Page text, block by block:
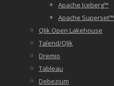
Apache Iceberg™
Apache Superset™
Qlik Open Lakehouse
Talend/Qlik
Dremio
Tableau
Debezium